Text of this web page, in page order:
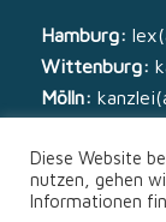
Hamburg:
Wittenburg:
Mölln:
Diese Website
nutzen, gehen
Informationen